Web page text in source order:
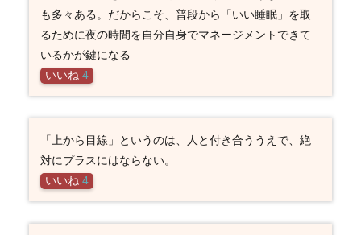
も多々ある。だからこそ、普段から「いい睡眠」を取
るために夜の時間を自分自身でマネージメントできて
いるかが鍵になる
いいね 4
「上から目線」というのは、人と付き合ううえで、絶
対にプラスにはならない。
いいね 4